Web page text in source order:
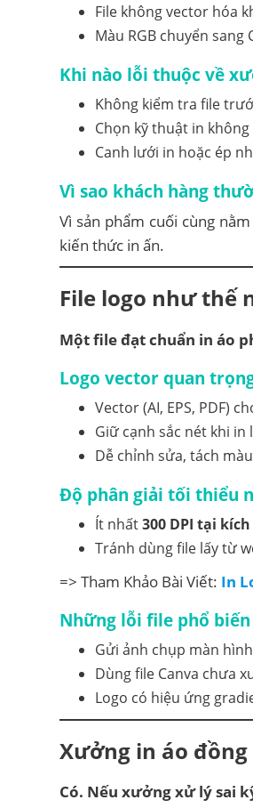
File không vector hóa
Màu RGB chuyển sang
Khi nào lỗi thuộc về
Không kiểm tra file
Chọn kỹ thuật in
Canh lưới in hoặc ép
Vì sao khách hàng
Vì sản phẩm cuối cùng
kiến thức in ấn.
File logo như thế
Một file đạt chuẩn in áo
Logo vector quan
Vector (AI, EPS, PDF)
Giữ cạnh sắc nét khi
Dễ chỉnh sửa, tách màu
Độ phân giải tối thiểu
Ít nhất300 DPI tại
Tránh dùng file lấy từ
=> Tham Khảo Bài Viết: In
Những lỗi file phổ
Gửi ảnh chụp màn
Dùng file Canva chưa
Logo có hiệu ứng
Xưởng in áo
Có. Nếu xưởng xử lý sai